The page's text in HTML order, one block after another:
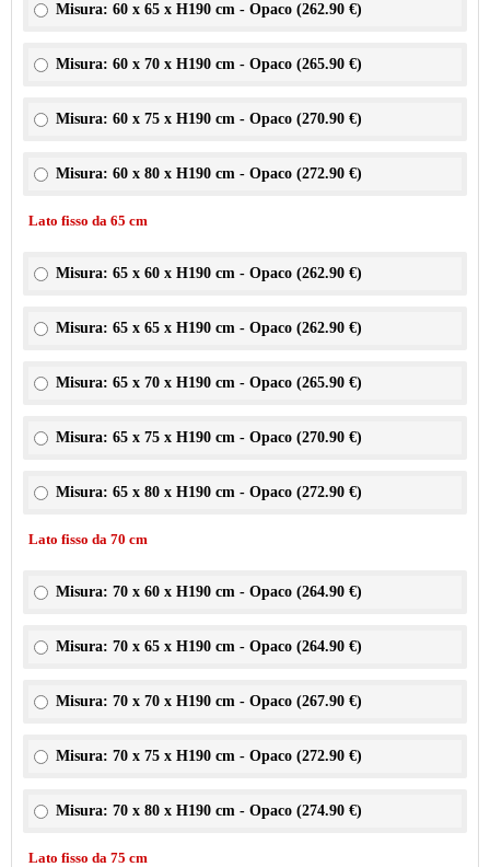
Misura: 60 x 65 x H190 cm - Opaco (262.90 €)
Misura: 60 x 70 x H190 cm - Opaco (265.90 €)
Misura: 60 x 75 x H190 cm - Opaco (270.90 €)
Misura: 60 x 80 x H190 cm - Opaco (272.90 €)
Lato fisso da 65 cm
Misura: 65 x 60 x H190 cm - Opaco (262.90 €)
Misura: 65 x 65 x H190 cm - Opaco (262.90 €)
Misura: 65 x 70 x H190 cm - Opaco (265.90 €)
Misura: 65 x 75 x H190 cm - Opaco (270.90 €)
Misura: 65 x 80 x H190 cm - Opaco (272.90 €)
Lato fisso da 70 cm
Misura: 70 x 60 x H190 cm - Opaco (264.90 €)
Misura: 70 x 65 x H190 cm - Opaco (264.90 €)
Misura: 70 x 70 x H190 cm - Opaco (267.90 €)
Misura: 70 x 75 x H190 cm - Opaco (272.90 €)
Misura: 70 x 80 x H190 cm - Opaco (274.90 €)
Lato fisso da 75 cm